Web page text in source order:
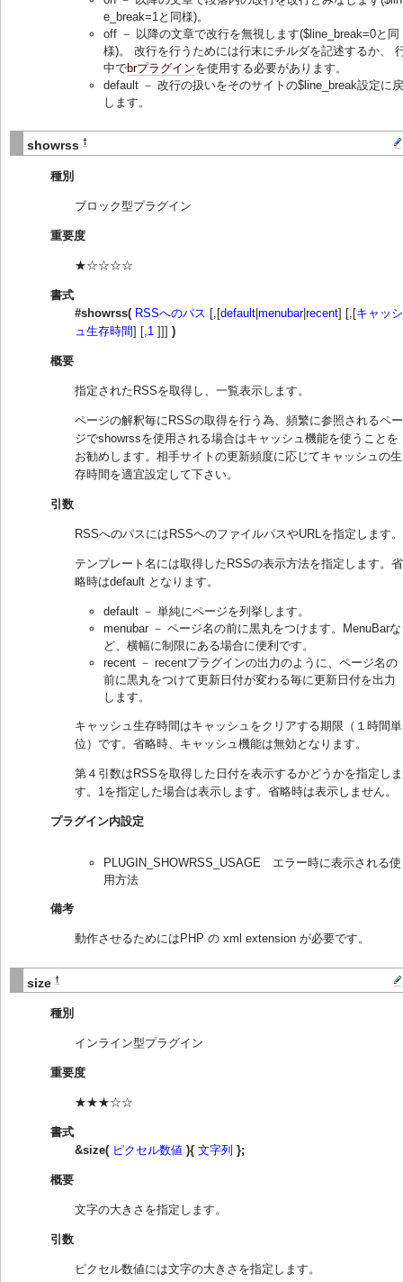
e_break=1と同様)。
off － 以降の文章で改行を無視します($line_break=0と同
様)。 改行を行うためには行末にチルダを記述するか、
中でbrプラグインを使用する必要があります。
default － 改行の扱いをそのサイトの$line_break設定に戻
します。
showrss †
種別
ブロック型プラグイン
重要度
★☆☆☆☆
書式
#showrss( RSSへのパス [,[default| menubar|recent] [,[キャッシ
ュ生存時間] [, 1 ]]] )
概要
指定されたRSSを取得し、一覧表示します。
ページの解釈毎にRSSの取得を行う為、頻繁に参照されるペー
ジでshowrssを使用される場合はキャッシュ機能を使うことを
お勧めします。相手サイトの更新頻度に応じてキャッシュの生
存時間を適宜設定して下さい。
引数
RSSへのパスにはRSSへのファイルパスやURLを指定します。
テンプレート名には取得したRSSの表示方法を指定します。省
略時はdefault となります。
default － 単純にページを列挙します。
menubar － ページ名の前に黒丸をつけます。MenuBarな
ど、横幅に制限にある場合に便利です。
recent － recentプラグインの出力のように、ページ名の
前に黒丸をつけて更新日付が変わる毎に更新日付を出力
します。
キャッシュ生存時間はキャッシュをクリアする期限（１時間単
位）です。省略時、キャッシュ機能は無効となります。
第４引数はRSSを取得した日付を表示するかどうかを指定しま
す。1を指定した場合は表示します。省略時は表示しません。
プラグイン内設定
PLUGIN_SHOWRSS_USAGE エラー時に表示される使
用方法
備考
動作させるためにはPHP の xml extension が必要です。
size †
種別
インライン型プラグイン
重要度
★★★☆☆
書式
&size( ピクセル数値 ){ 文字列 };
概要
文字の大きさを指定します。
引数
ピクセル数値には文字の大きさを指定します。